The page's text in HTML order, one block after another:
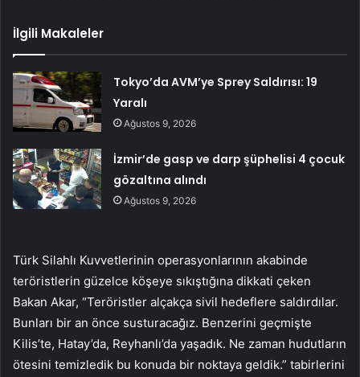
İlgili Makaleler
Tokyo’da AVM’ye Sprey Saldırısı: 19
Yaralı
Ağustos 9, 2026
İzmir’de gasp ve darp şüphelisi 4 çocuk
gözaltına alındı
Ağustos 9, 2026
Türk Silahlı Kuvvetlerinin operasyonlarının akabinde
teröristlerin güzelce köşeye sıkıştığına dikkati çeken
Bakan Akar, “Teröristler alçakça sivil hedeflere saldırdılar.
Bunları bir an önce susturacağız. Benzerini geçmişte
Kilis’te, Hatay’da, Reyhanlı’da yaşadık. Ne zaman hudutların
ötesini temizledik bu konuda bir noktaya geldik.” tabirlerini